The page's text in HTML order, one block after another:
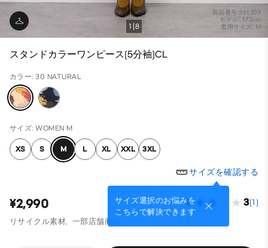
商品番号:361203
モデル: 173cm
着用サイズ: M
1 8
スタンドカラーワンピース(5分袖)CL
カラー: 30 NATURAL
サイズ: WOMEN M
XS S M L XL XXL 3XL
サイズを確認する
サイズ選択のお悩みを
こちらで解決できます
¥2,990 3(1)
リサイクル素材, 一部店舗商品